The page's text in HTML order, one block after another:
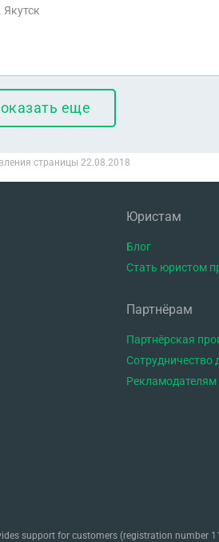
еще
страницы 22.08.2018
Юристам
Блог
Стать юристом
Партнёрам
Партнёрская
Сотрудничество
Рекламодателям
support for customers (registration number